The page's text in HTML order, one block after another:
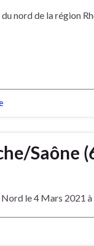
nord de la région
Saône
le 4 Mars 2021